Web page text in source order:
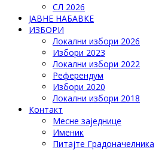
СЛ 2026
ЈАВНЕ НАБАВКЕ
ИЗБОРИ
Локални избори 2026
Избори 2023
Локални избори 2022
Референдум
Избори 2020
Локални избори 2018
Контакт
Месне заједнице
Именик
Питајте Градоначелника